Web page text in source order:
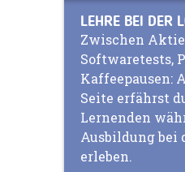
LEHRE BEI DER
Zwischen
Softwaretests,
Kaffeepausen:
Seite erfährst
Lernenden
Ausbildung bei
erleben.